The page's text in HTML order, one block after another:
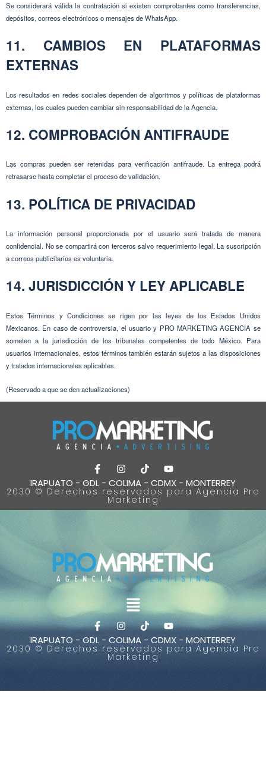
Se considerará válida la contratación si existen comprobantes como transferencias,
depósitos, correos electrónicos o mensajes de WhatsApp.
11. CAMBIOS EN PLATAFORMAS
EXTERNAS
Los resultados en redes sociales dependen de algoritmos y políticas de plataformas
externas, los cuales pueden cambiar sin responsabilidad de la Agencia.
12. COMPROBACIÓN ANTIFRAUDE
Las compras pueden ser retenidas para verificación antifraude. La entrega podrá
retrasarse hasta completar el proceso de validación.
13. POLÍTICA DE PRIVACIDAD
La información personal proporcionada por el usuario será tratada de manera
confidencial. No se compartirá con terceros salvo requerimiento legal. La suscripción
a correos publicitarios es voluntaria.
14. JURISDICCIÓN Y LEY APLICABLE
Estos Términos y Condiciones se rigen por las leyes de los Estados Unidos
Mexicanos. En caso de controversia, el usuario y PRO MARKETING AGENCIA se
someten a la jurisdicción de los tribunales competentes de todo México. Para
usuarios internacionales, estos términos también estarán sujetos a las disposiciones
y tratados internacionales aplicables.
(Reservado a que se den actualizaciones)
IRAPUATO - GDL - COLIMA - CDMX - MONTERREY
2030 © Derechos reservados para Agencia Pro
Marketing
IRAPUATO - GDL - COLIMA - CDMX - MONTERREY
2030 © Derechos reservados para Agencia Pro
Marketing